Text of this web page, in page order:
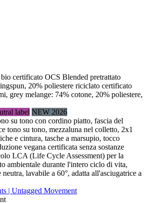
certificato OCS Blended pretrattato
20% poliestere riciclato certificato
grey melange: 74% cotone, 20% poliestere,
label NEW 2026
su tono con cordino piatto, fascia del
tono su tono, mezzaluna nel colletto, 2x1
e cintura, tasche a marsupio, tocco
vegana certificata senza sostanze
LCA (Life Cycle Assessment) per la
ambientale durante l'intero ciclo di vita,
lavabile a 60°, adatta all'asciugatrice a
| Untagged Movement